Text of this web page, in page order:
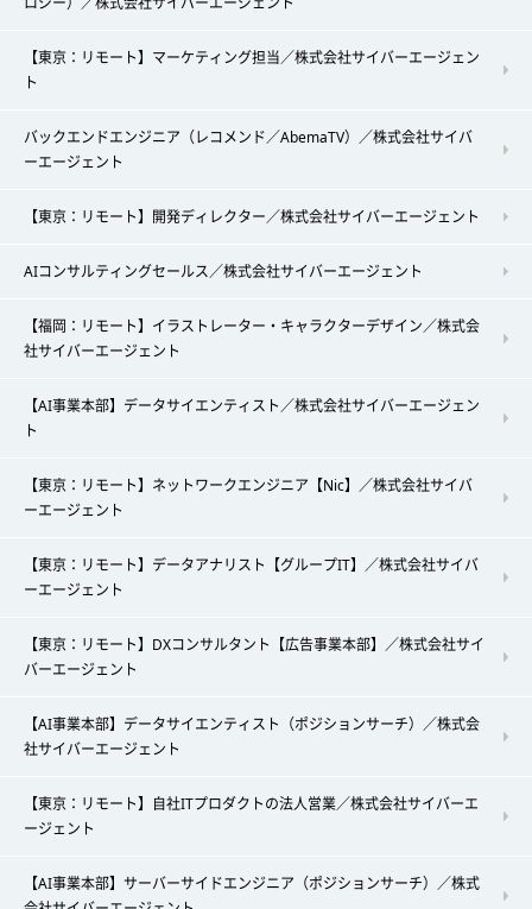
【東京：リモート】マーケティング担当／株式会社サイバーエージェン
ト
バックエンドエンジニア（レコメンド／AbemaTV）／株式会社サイバ
ーエージェント
【東京：リモート】開発ディレクター／株式会社サイバーエージェント
AIコンサルティングセールス／株式会社サイバーエージェント
【福岡：リモート】イラストレーター・キャラクターデザイン／株式会
社サイバーエージェント
【AI事業本部】データサイエンティスト／株式会社サイバーエージェン
ト
【東京：リモート】ネットワークエンジニア【Nic】／株式会社サイバ
ーエージェント
【東京：リモート】データアナリスト【グループIT】／株式会社サイバ
ーエージェント
【東京：リモート】DXコンサルタント【広告事業本部】／株式会社サイ
バーエージェント
【AI事業本部】データサイエンティスト（ポジションサーチ）／株式会
社サイバーエージェント
【東京：リモート】自社ITプロダクトの法人営業／株式会社サイバーエ
ージェント
【AI事業本部】サーバーサイドエンジニア（ポジションサーチ）／株式